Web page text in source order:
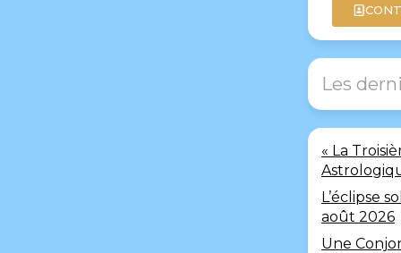
Les
« La
L’éclipse
août 2026
Une